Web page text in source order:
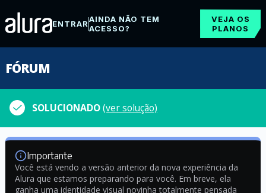
ENTRARAINDA NÃO TEM
ACESSO?
VEJA OS
PLANOS
FÓRUM
SOLUCIONADO(ver solução)
Importante
Você está vendo a versão anterior da nova experiência da
Alura que estamos preparando para você. Em breve, ela
ganha uma identidade visual novinha totalmente pensada